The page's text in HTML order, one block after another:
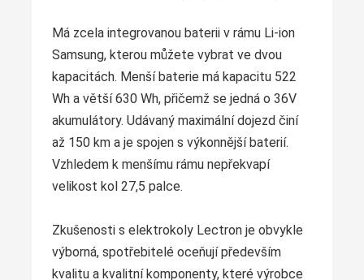
Má zcela integrovanou baterii v rámu Li-ion
Samsung, kterou můžete vybrat ve dvou
kapacitách. Menší baterie má kapacitu 522
Wh a větší 630 Wh, přičemž se jedná o 36V
akumulátory. Udávaný maximální dojezd činí
až 150 km a je spojen s výkonnější baterií.
Vzhledem k menšímu rámu nepřekvapí
velikost kol 27,5 palce.
Zkušenosti s elektrokoly Lectron je obvykle
výborná, spotřebitelé oceňují především
kvalitu a kvalitní komponenty, které výrobce